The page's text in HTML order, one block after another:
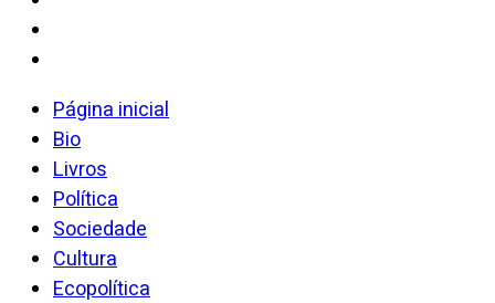
Página inicial
Bio
Livros
Política
Sociedade
Cultura
Ecopolítica